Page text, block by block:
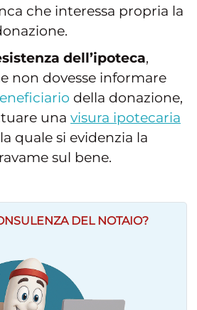
che interessa propria la
dell’ipoteca,
non dovesse informare
della donazione,
una visura ipotecaria
quale si evidenzia la
sul bene.
DEL NOTAIO?